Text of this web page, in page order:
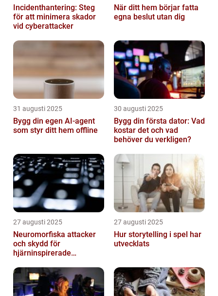
Incidenthantering: Steg
för att minimera skador
vid cyberattacker
När ditt hem börjar fatta
egna beslut utan dig
31 augusti 2025
Bygg din egen AI-agent
som styr ditt hem offline
30 augusti 2025
Bygg din första dator: Vad
kostar det och vad
behöver du verkligen?
27 augusti 2025
Neuromorfiska attacker
och skydd för
hjärninspirerade
27 augusti 2025
Hur storytelling i spel har
utvecklats